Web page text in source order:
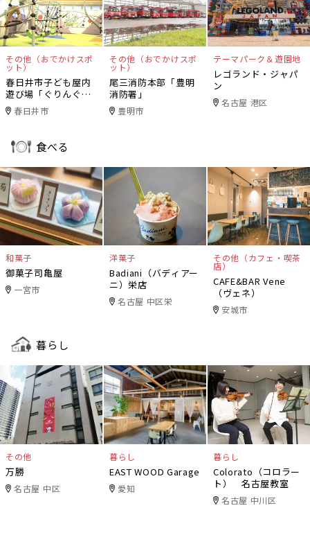
その他（おでかけスポ
ット）
春日井市子ども屋内
遊び場「ぐりんぐり
ん」春日井市
その他（おでかけスポ
ット）
尾三消防本部「豊明
消防署」
豊明市
テーマパーク＆遊園地
レゴランド・ジャパ
ン
名古屋 港区
食べる
和菓子
御菓子司亀屋
一宮市
洋菓子
Badiani（バディアー
ニ）栄店
名古屋 中区栄
その他（カフェ・喫茶
店）
CAFE&BAR Vene
（ヴェネ）
安城市
暮らし
その他
万勝
名古屋 中区
暮らし
EAST WOOD Garage
愛知
暮らし
Colorato（コロラー
ト） 名古屋教室
名古屋 中川区